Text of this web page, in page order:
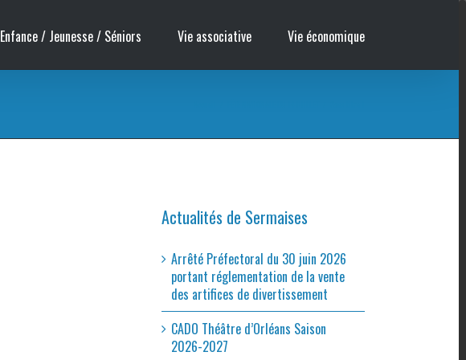
Enfance / Jeunesse / Séniors Vie associative Vie économique
Actualités de Sermaises
Arrêté Préfectoral du 30 juin 2026
portant réglementation de la vente
des artifices de divertissement
CADO Théâtre d’Orléans Saison
2026-2027